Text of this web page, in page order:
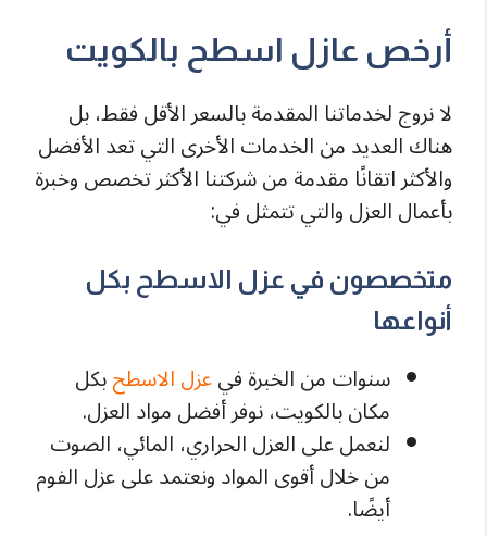
أرخص عازل اسطح بالكويت
لا نروج لخدماتنا المقدمة بالسعر الأقل فقط، بل
هناك العديد من الخدمات الأخرى التي تعد الأفضل
والأكثر اتقانًا مقدمة من شركتنا الأكثر تخصص وخبرة
بأعمال العزل والتي تتمثل في:
متخصصون في عزل الاسطح بكل
أنواعها
سنوات من الخبرة فيعزل الاسطحبكل
مكان بالكويت، نوفر أفضل مواد العزل.
لنعمل على العزل الحراري، المائي، الصوت
من خلال أقوى المواد ونعتمد على عزل الفوم
أيضًا.